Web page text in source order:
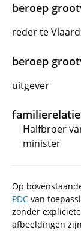
beroep
reder te
beroep
uitgever
Halfbroer
minister
Op
PDC van
zonder
afbeeldingen